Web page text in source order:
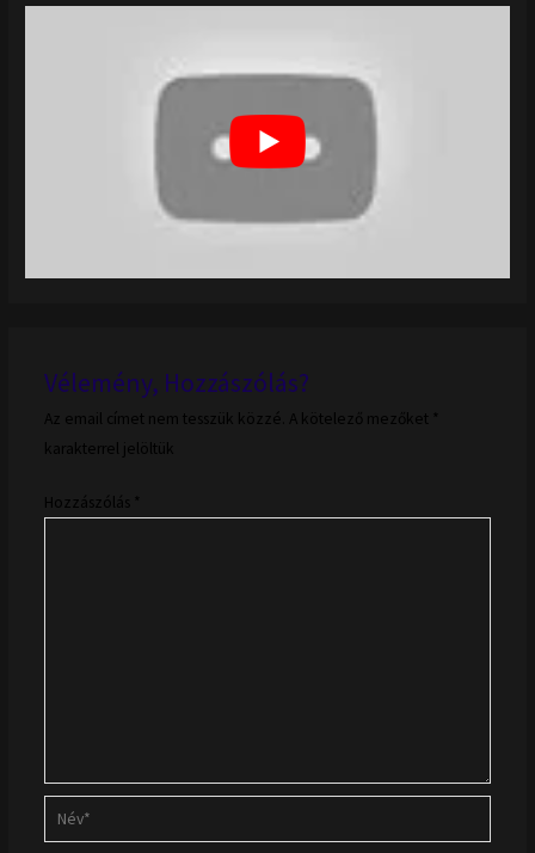
Vélemény, Hozzászólás?
Az email címet nem tesszük közzé. A kötelező mezőket *
karakterrel jelöltük
Hozzászólás *
Név*